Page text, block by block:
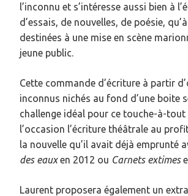
l’inconnu et s’intéresse aussi bien à
d’essais, de nouvelles, de poésie,
destinées à une mise en scène
jeune public.
Cette commande d’écriture à partir
inconnus nichés au fond d’une boite
challenge idéal pour ce touche-à-
l’occasion l’écriture théâtrale au
la nouvelle qu’il avait déjà emprunté
des eauxen 2012 ou Carnets extimes
Laurent proposera également un